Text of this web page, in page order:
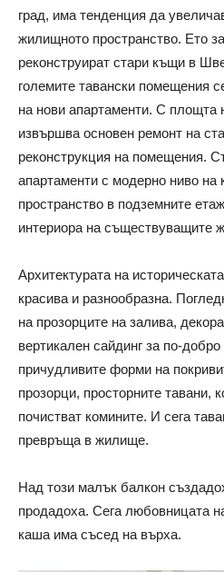
град, има тенденция да
жилищното пространство. Ето
реконструират стари къщи в
големите тавански помещения
на нови апартаменти. С площта
извършва основен ремонт на
реконструкция на помещения.
апартаменти с модерно ниво на
пространство в подземните
интериора на съществуващите
Архитектурата на
красива и разнообразна.
на прозорците на залива,
вертикален сайдинг за по-
причудливите форми на
прозорци, просторните тавани,
почистват комините. И сега
превръща в жилище.
Над този малък балкон
продадоха. Сега любовницата
каша има съсед на върха.